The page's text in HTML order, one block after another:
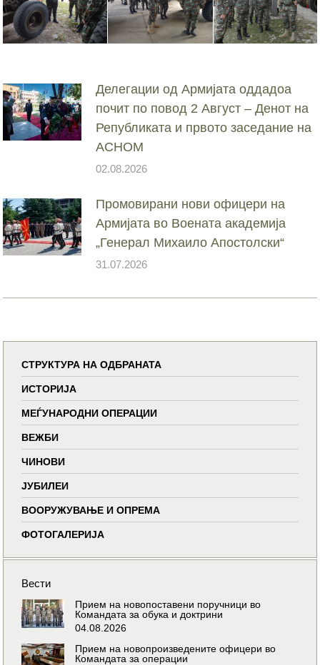
Делегации од Армијата оддадоа
почит по повод 2 Август – Денот на
Републиката и првото заседание на
АСНОМ
02.08.2026
Промовирани нови офицери на
Армијата во Воената академија
„Генерал Михаило Апостолски“
31.07.2026
СТРУКТУРА НА ОДБРАНАТА
ИСТОРИЈА
МЕЃУНАРОДНИ ОПЕРАЦИИ
ВЕЖБИ
ЧИНОВИ
ЈУБИЛЕИ
ВООРУЖУВАЊЕ И ОПРЕМА
ФОТОГАЛЕРИЈА
Вести
Прием на новопоставени поручници во
Командата за обука и доктрини
04.08.2026
Прием на новопроизведените офицери во
Командата за операции